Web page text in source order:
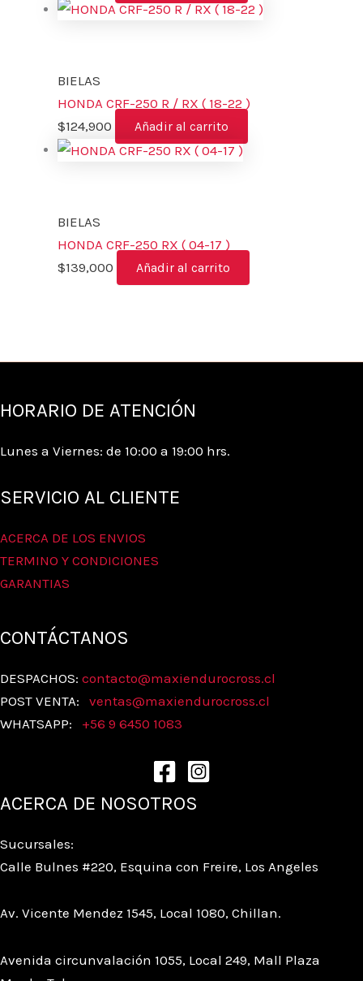
BIELAS
HONDA CRF-250 R / RX ( 18-22 )
$124,900 Añadir al carrito
BIELAS
HONDA CRF-250 RX ( 04-17 )
$139,000 Añadir al carrito
HORARIO DE ATENCIÓN
Lunes a Viernes: de 10:00 a 19:00 hrs.
SERVICIO AL CLIENTE
ACERCA DE LOS ENVIOS
TERMINO Y CONDICIONES
GARANTIAS
CONTÁCTANOS
DESPACHOS: contacto@maxiendurocross.cl
POST VENTA: ventas@maxiendurocross.cl
WHATSAPP: +56 9 6450 1083
ACERCA DE NOSOTROS
Sucursales:
Calle Bulnes #220, Esquina con Freire, Los Angeles
Av. Vicente Mendez 1545, Local 1080, Chillan.
Avenida circunvalación 1055, Local 249, Mall Plaza